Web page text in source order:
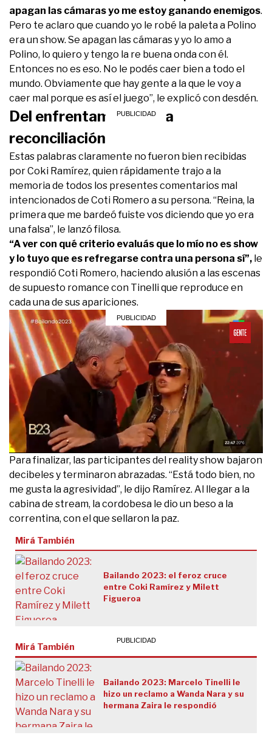
apagan las cámaras yo me estoy ganando enemigos.
Pero te aclaro que cuando yo le robé la paleta a Polino
era un show. Se apagan las cámaras y yo lo amo a
Polino, lo quiero y tengo la re buena onda con él.
Entonces no es eso. No le podés caer bien a todo el
mundo. Obviamente que hay gente a la que le voy a
caer mal porque es así el juego”, le explicó con desdén.
Del enfrentamiento a la
reconciliación
Estas palabras claramente no fueron bien recibidas
por Coki Ramírez, quien rápidamente trajo a la
memoria de todos los presentes comentarios mal
intencionados de Coti Romero a su persona. “Reina, la
primera que me bardeó fuiste vos diciendo que yo era
una falsa”, le lanzó filosa.
“A ver con qué criterio evaluás que lo mío no es show
y lo tuyo que es refregarse contra una persona sí”, le
respondió Coti Romero, haciendo alusión a las escenas
de supuesto romance con Tinelli que reproduce en
cada una de sus apariciones.
0
seconds
of
2
minutes,
57
seconds
Para finalizar, las participantes del reality show bajaron
decibeles y terminaron abrazadas. “Está todo bien, no
me gusta la agresividad”, le dijo Ramírez. Al llegar a la
cabina de stream, la cordobesa le dio un beso a la
correntina, con el que sellaron la paz.
Mirá También
Bailando 2023: el feroz cruce
entre Coki Ramírez y Milett
Figueroa
Mirá También
Bailando 2023: Marcelo Tinelli le
hizo un reclamo a Wanda Nara y su
hermana Zaira le respondió